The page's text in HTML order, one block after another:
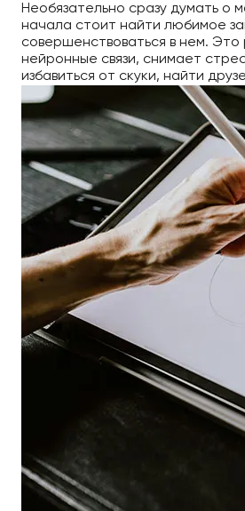
Необязательно сразу думать о
начала стоит найти любимое
совершенствоваться в нем. Это
нейронные связи, снимает
избавиться от скуки, найти